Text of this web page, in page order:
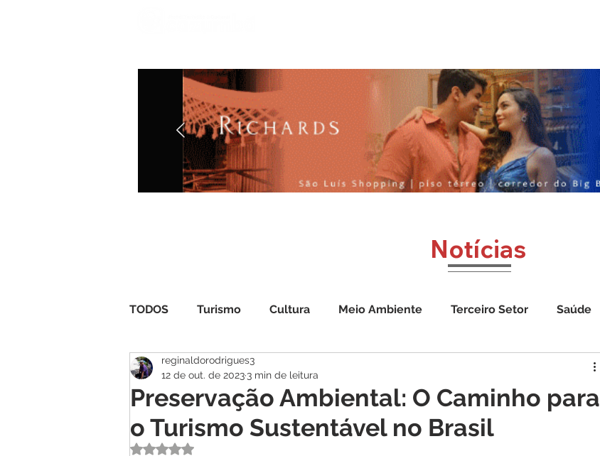
Notícias
TODOS Turismo Cultura Meio Ambiente Terceiro Setor Saúde
Atualidade Geral
Preservação Ambiental: O Caminho para
o Turismo Sustentável no Brasil
reginaldorodrigues3
12 de out. de 2023 3 min de leitura
Avaliado com NaN de 5 estrelas.